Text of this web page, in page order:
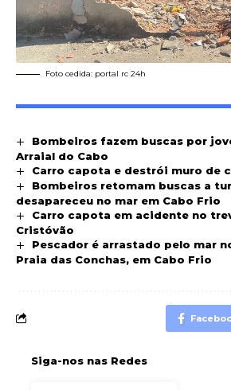
Foto cedida: portal rc 24h
Bombeiros fazem buscas por
Arraial do Cabo
Carro capota e destrói muro de
Bombeiros retomam buscas a
desapareceu no mar em Cabo Frio
Carro capota em acidente no
Cristóvão
Pescador é arrastado pelo mar
Praia das Conchas, em Cabo Frio
Siga-nos nas Redes